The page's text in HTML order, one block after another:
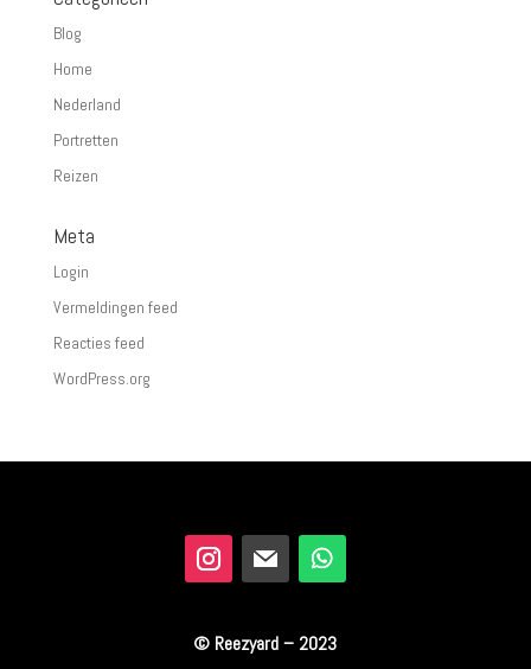
Blog
Home
Nederland
Portretten
Reizen
Meta
Login
Vermeldingen feed
Reacties feed
WordPress.org
© Reezyard – 2023